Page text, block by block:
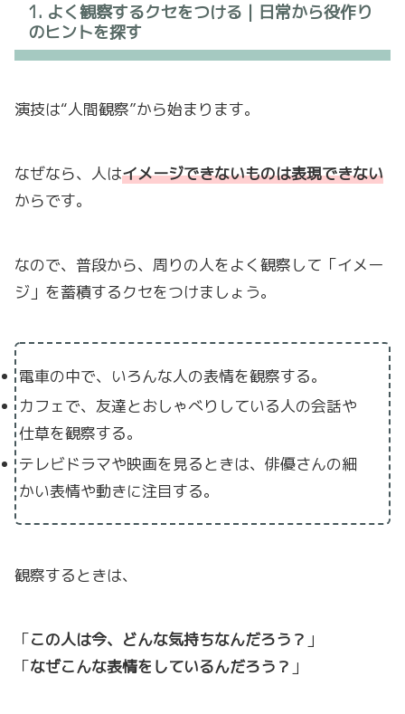
1. よく観察するクセをつける｜日常から役作り
のヒントを探す
演技は“人間観察”から始まります。
なぜなら、人はイメージできないものは表現できない
からです。
なので、普段から、周りの人をよく観察して「イメー
ジ」を蓄積するクセをつけましょう。
電車の中で、いろんな人の表情を観察する。
カフェで、友達とおしゃべりしている人の会話や
仕草を観察する。
テレビドラマや映画を見るときは、俳優さんの細
かい表情や動きに注目する。
観察するときは、
「この人は今、どんな気持ちなんだろう？ 」
「なぜこんな表情をしているんだろう？ 」